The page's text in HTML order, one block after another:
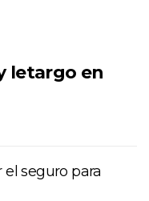
letargo en
seguro para